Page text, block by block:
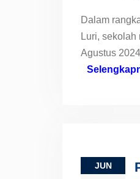
Dalam
Luri,
Agustus
JUN